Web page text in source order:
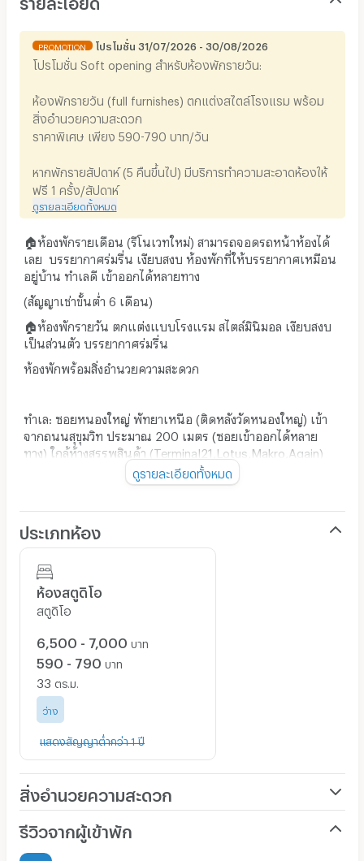
PROMOTION โปรโมชั่น 31/07/2026 - 30/08/2026
โปรโมชั่น Soft opening สำหรับห้องพักรายวัน:
ห้องพักรายวัน (full furnishes) ตกแต่งสไตล์โรงแรม พร้อม
สิ่งอำนวยความสะดวก
ราคาพิเศษ เพียง 590-790 บาท/วัน
หากพักรายสัปดาห์ (5 คืนขึ้นไป) มีบริการทำความสะอาดห้องให้
ฟรี 1 ครั้ง/สัปดาห์
ดูรายละเอียดทั้งหมด
🏠ห้องพักรายเดือน (รีโนเวทใหม่) สามารถจอดรถหน้าห้องได้
เลย บรรยากาศร่มรื่น เงียบสงบ ห้องพักที่ให้บรรยากาศเหมือน
อยู่บ้าน ทำเลดี เข้าออกได้หลายทาง
(สัญญาเช่าขั้นต่ำ 6 เดือน)
🏠ห้องพักรายวัน ตกแต่งแบบโรงแรม สไตล์มินิมอล เงียบสงบ
เป็นส่วนตัว บรรยากาศร่มรื่น
ห้องพักพร้อมสิ่งอำนวยความสะดวก
ทำเล: ซอยหนองใหญ่ พัทยาเหนือ (ติดหลังวัดหนองใหญ่) เข้า
จากถนนสุขุมวิท ประมาณ 200 เมตร (ซอยเข้าออกได้หลาย
ทาง) ใกล้ห้างสรรพสินค้า (Terminal21,Lotus,Makro,Again)
ใกล้โรงพยาบาลกรุงเทพพัทยา, ใกล้สถานีขนส่งรุ่งเรืองพัทยา
ขนาดห้อง: ประมาณ 33 ตร.ม.
รายละเอียดห้อง: แอร์ / ห้องน้ำในตัว / เครื่องทำน้ำอุ่น / พื้นที่
ครัวอเนกประสงค์แยกด้านหลัง (ทำครัว/ซักล้าง) / เตียง 5 ฟุต
/ ชั้นวางของ / ราวแขวนผ้า
สิ่งอำนวยความสะดวกอื่นๆ: ที่จอดรถหน้าห้อง / ฟรี wifi / มี
กล้องวงจรปิดดูแลความปลอดภัย
❌ไม่อนุญาตให้เลี้ยงสัตว์ทุกประเภท❌
**ไม่รับจอง หากไม่ได้เข้ามาดูห้องจริง / ขอสงวนสิทธิ์ให้คนที่
เข้ามาดูห้องและจองทำสัญญาที่หน้างานก่อนเท่านั้น**
ดูรายละเอียดทั้งหมด
ประเภทห้อง
ห้องสตูดิโอ
สตูดิโอ
6,500 - 7,000 บาท
590 - 790 บาท
33 ตร.ม.
ว่าง
แสดงสัญญาต่ำกว่า 1 ปี
สิ่งอำนวยความสะดวก
เฟอร์นิเจอร์-ตู้, เตียง
รีวิวจากผู้เข้าพัก